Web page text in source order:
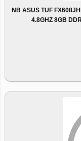
NB ASUS TUF
4.8GHZ 8GB